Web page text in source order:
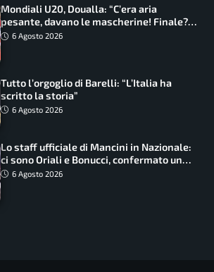
Mondiali U20, Doualla: “C’era aria
pesante, davano le mascherine! Finale?
Non ho nulla da perdere”
6 Agosto 2026
Tutto l’orgoglio di Barelli: “L’Italia ha
scritto la storia”
6 Agosto 2026
Lo staff ufficiale di Mancini in Nazionale:
ci sono Oriali e Bonucci, confermato un
ritorno
6 Agosto 2026